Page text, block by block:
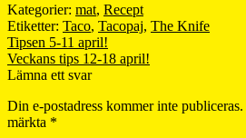
Kategorier: mat, Recept
Etiketter: Taco, Tacopaj, The Knife
Inläggsnavigering
Föregående
inlägg:
Tipsen 5-11 april!
Nästa
inlägg:
Veckans tips 12-18 april!
Lämna ett svar
Din e-postadress kommer inte publiceras.
märkta *